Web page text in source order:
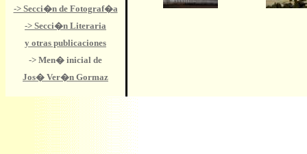
-> Secci�n de Fotograf�a
-> Secci�n Literaria
y otras publicaciones
-> Men� inicial de
Jos� Ver�n Gormaz